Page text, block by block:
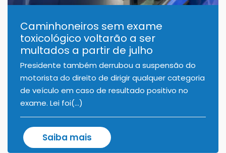
Caminhoneiros sem exame
toxicológico voltarão a ser
multados a partir de julho
Presidente também derrubou a suspensão do
motorista do direito de dirigir qualquer categoria
de veículo em caso de resultado positivo no
exame. Lei foi(...)
Saiba mais